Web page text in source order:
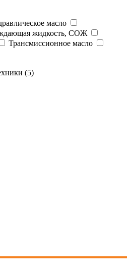
масло
жидкость, СОЖ
Трансмиссионное масло
(5)